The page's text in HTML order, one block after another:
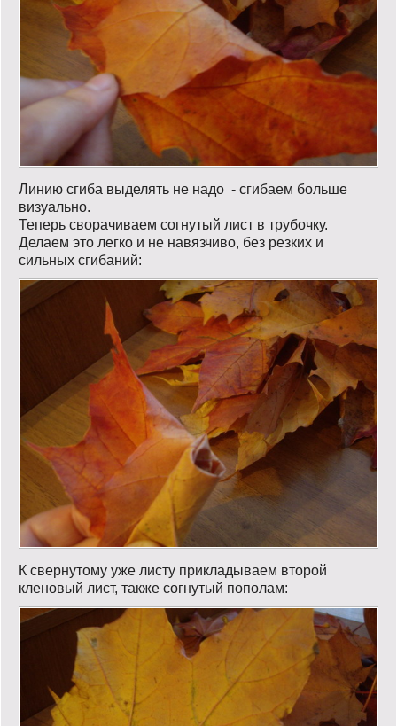
Линию сгиба выделять не надо - сгибаем больше
визуально.
Теперь сворачиваем согнутый лист в трубочку.
Делаем это легко и не навязчиво, без резких и
сильных сгибаний:
К свернутому уже листу прикладываем второй
кленовый лист, также согнутый пополам: